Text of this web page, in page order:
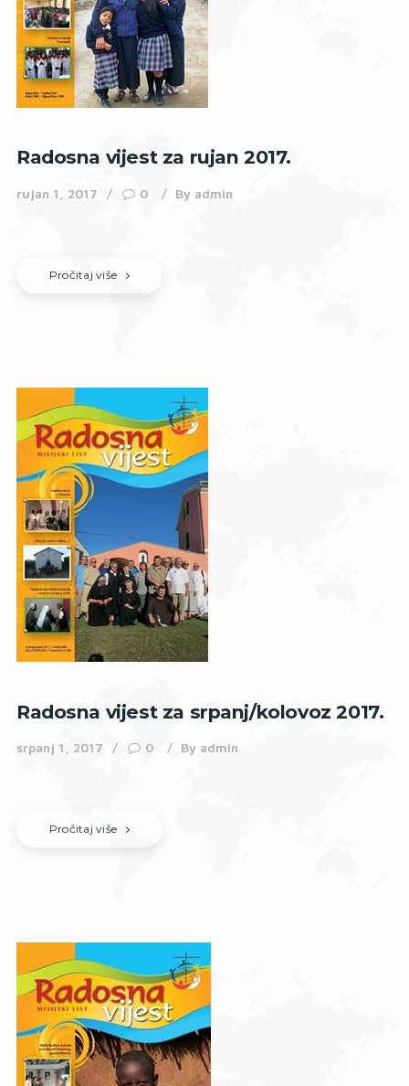
Radosna vijest za rujan 2017.
rujan 1, 2017 0 By admin
Pročitaj više
Radosna vijest za srpanj/kolovoz 2017.
srpanj 1, 2017 0 By admin
Pročitaj više